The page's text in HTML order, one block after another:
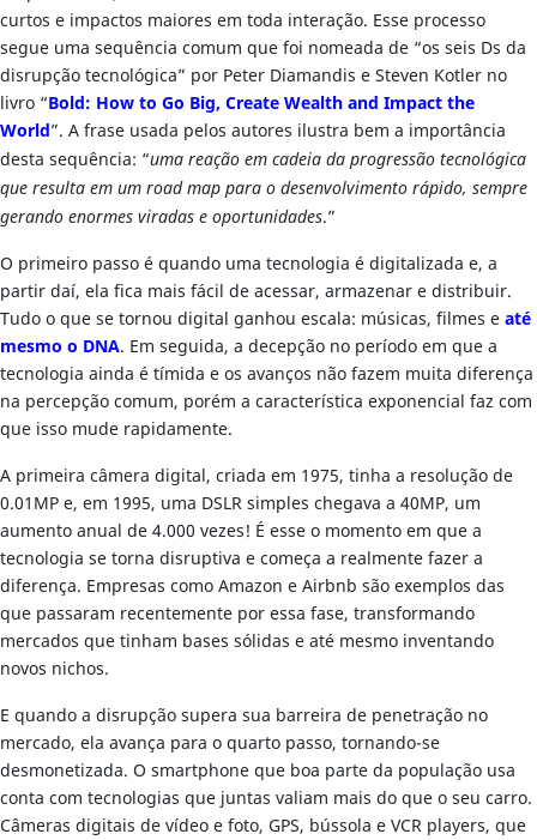
curtos e impactos maiores em toda interação. Esse processo
segue uma sequência comum que foi nomeada de “os seis Ds da
disrupção tecnológica” por Peter Diamandis e Steven Kotler no
livro “Bold: How to Go Big, Create Wealth and Impact the
World”. A frase usada pelos autores ilustra bem a importância
desta sequência: “uma reação em cadeia da progressão tecnológica
que resulta em um road map para o desenvolvimento rápido, sempre
gerando enormes viradas e oportunidades.”
O primeiro passo é quando uma tecnologia é digitalizada e, a
partir daí, ela fica mais fácil de acessar, armazenar e distribuir.
Tudo o que se tornou digital ganhou escala: músicas, filmes eaté
mesmo o DNA. Em seguida, a decepção no período em que a
tecnologia ainda é tímida e os avanços não fazem muita diferença
na percepção comum, porém a característica exponencial faz com
que isso mude rapidamente.
A primeira câmera digital, criada em 1975, tinha a resolução de
0.01MP e, em 1995, uma DSLR simples chegava a 40MP, um
aumento anual de 4.000 vezes! É esse o momento em que a
tecnologia se torna disruptiva e começa a realmente fazer a
diferença. Empresas como Amazon e Airbnb são exemplos das
que passaram recentemente por essa fase, transformando
mercados que tinham bases sólidas e até mesmo inventando
novos nichos.
E quando a disrupção supera sua barreira de penetração no
mercado, ela avança para o quarto passo, tornando-se
desmonetizada. O smartphone que boa parte da população usa
conta com tecnologias que juntas valiam mais do que o seu carro.
Câmeras digitais de vídeo e foto, GPS, bússola e VCR players, que